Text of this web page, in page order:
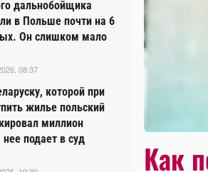
дальнобойщика
в Польше почти на 6
Он слишком мало
08:37
которой при
жилье польский
миллион
подает в суд
Как